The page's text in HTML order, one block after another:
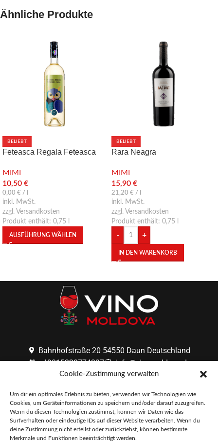
Cookie-Zustimmung verwalten
Um dir ein optimales Erlebnis zu bieten, verwenden wir Technologien wie
Cookies, um Geräteinformationen zu speichern und/oder darauf zuzugreifen.
Wenn du diesen Technologien zustimmst, können wir Daten wie das
Surfverhalten oder eindeutige IDs auf dieser Website verarbeiten. Wenn du
deine Zustimmung nicht erteilst oder zurückziehst, können bestimmte
Merkmale und Funktionen beeinträchtigt werden.
Ähnliche Produkte
BELIEBT
Feteasca Regala Feteasca
MIMI
10,50 €
0,00 € /
inkl. MwSt.
zzgl. Versandkosten
Produkt enthält: 0,75
AUSFÜHRUNG WÄHLEN
BELIEBT
Rara Neagra
MIMI
15,90 €
21,20 € /
inkl. MwSt.
zzgl. Versandkosten
Produkt enthält: 0,75
- +
IN DEN WARENKORB
Bahnhofstraße 20 54550 Daun Deutschland
+49015228774337
info@vinomoldova.de
VERTRAG WIDERRUFEN